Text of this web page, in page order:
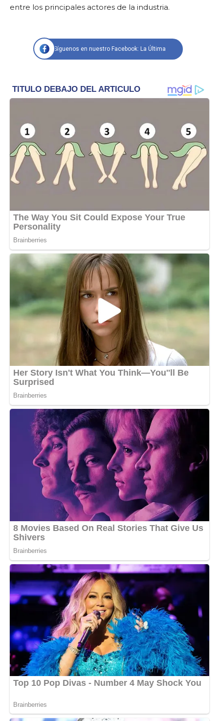
entre los principales actores de la industria.
Síguenos en nuestro Facebook: La Última